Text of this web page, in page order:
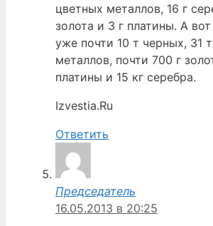
цветных металлов, 16 г
золота и 3 г платины. А
уже почти 10 т черных, 31
металлов, почти 700 г
платины и 15 кг серебра.
Izvestia.Ru
Ответить
Председатель
16.05.2013 в 20:25